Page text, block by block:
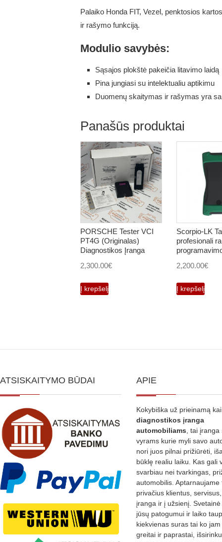
Palaiko Honda FIT, Vezel, penktosios
ir rašymo funkciją.
Modulio savybės:
Sąsajos plokštė pakeičia litavimo laidą
Pina jungiasi su intelektualiu aptikimu
Duomenų skaitymas ir rašymas yra
Panašūs produktai
PORSCHE Tester VCI
PT4G (Originalas)
Diagnostikos Įranga
2,300.00€
Į krepšelį
Scorpio-LK
profesionali
2,200.00€
Į krepšelį
ATSISKAITYMO BŪDAI APIE
Kokybiška už prieinamą
diagnostikos įranga
automobiliams , tai
vyrams kurie myli savo
nori juos pilnai prižiūrėti,
būklę realiu laiku. Kas gali
svarbiau nei tvarkingas,
automobilis. Aptarnaujame
privačius klientus,
įranga ir į užsienį.
jūsų patogumui ir laiko
kiekvienas suras tai ko
greitai ir paprastai,